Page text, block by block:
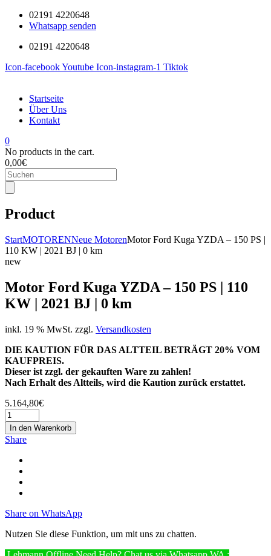
02191 4220648
Whatsapp senden
02191 4220648
Icon-facebookYoutube Icon-instagram-1 Tiktok
Startseite
Über Uns
Kontakt
0
No products in the cart.
0,00€
Products
search
Product
StartMOTORENNeue MotorenMotor Ford Kuga YZDA – 150 PS |
110 KW | 2021 BJ | 0 km
new
Motor Ford Kuga YZDA – 150 PS | 110
KW | 2021 BJ | 0 km
inkl. 19 % MwSt. zzgl. Versandkosten
DIE KAUTION FÜR DAS ALTTEIL BETRÄGT 20% VOM
KAUFPREIS.
Dieser ist zzgl. der gekauften Ware zu zahlen!
Nach Erhalt des Altteils, wird die Kaution zurück erstattet.
5.164,80€
In den Warenkorb
Share
Share on WhatsApp
Nutzen Sie diese Funktion, um mit uns zu chatten.